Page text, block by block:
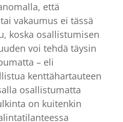
että
vakaumus ei tässä
koska osallistumisen
voi tehdä täysin
– eli
kenttähartauteen
osallistumatta
on kuitenkin